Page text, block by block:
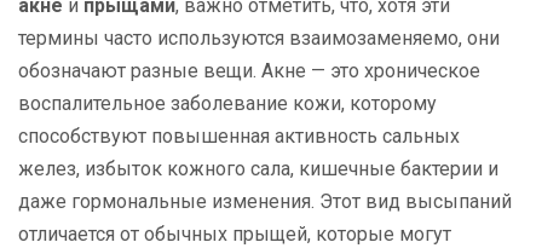
акне и прыщами, важно отметить, что, хотя эти
термины часто используются взаимозаменяемо, они
обозначают разные вещи. Акне — это хроническое
воспалительное заболевание кожи, которому
способствуют повышенная активность сальных
желез, избыток кожного сала, кишечные бактерии и
даже гормональные изменения. Этот вид высыпаний
отличается от обычных прыщей, которые могут